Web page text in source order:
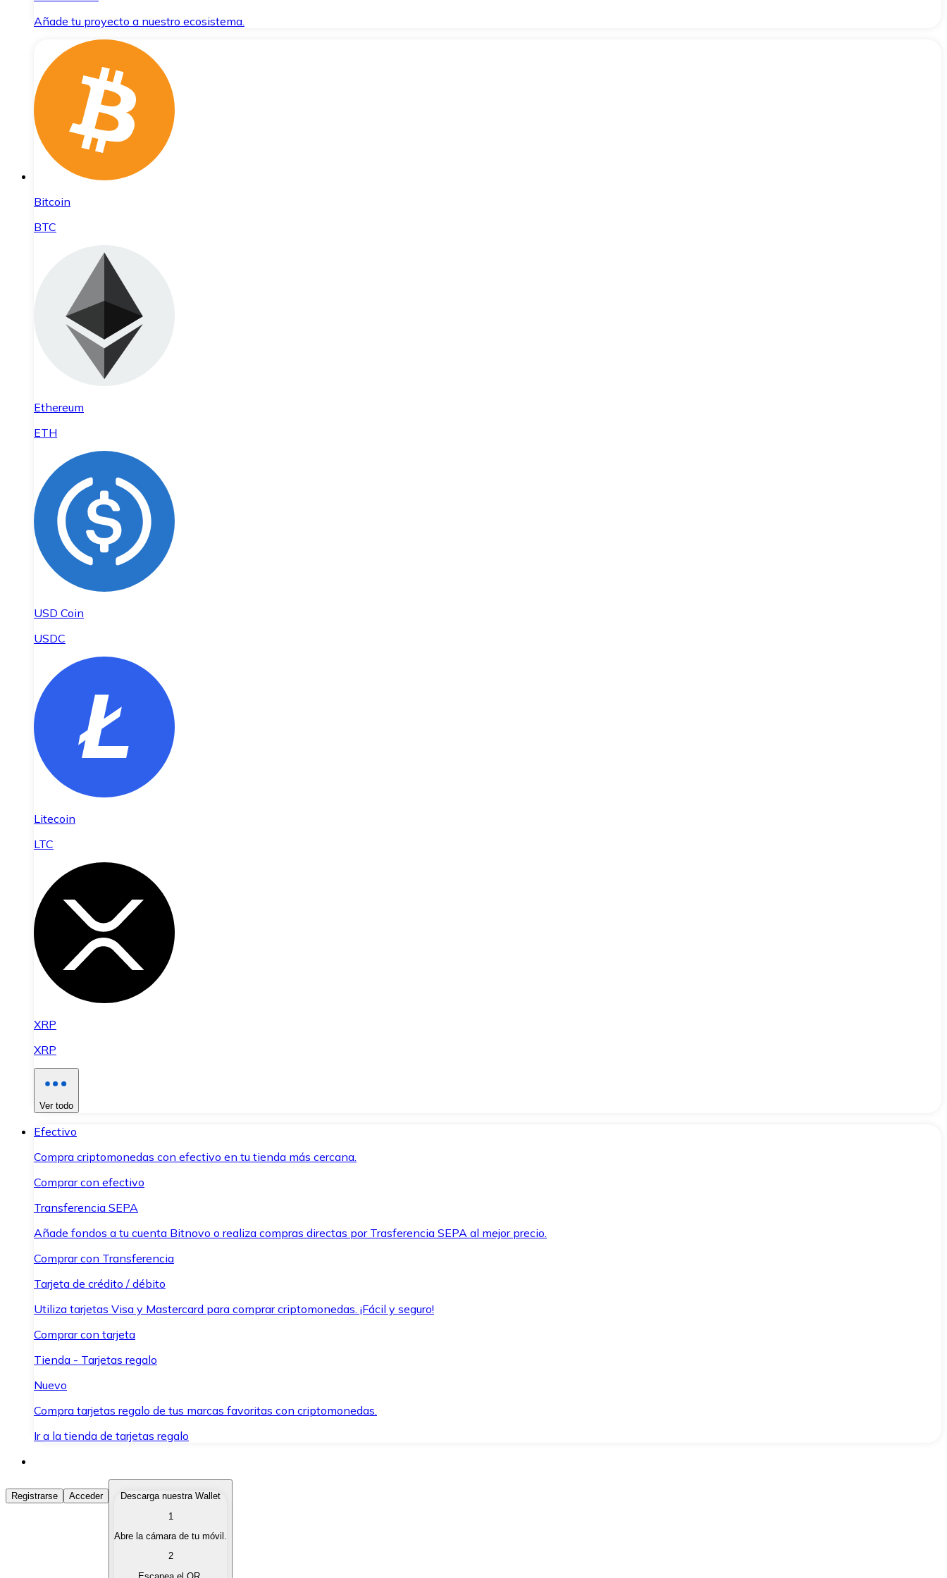
Añade tu proyecto a nuestro ecosistema.
Bitcoin
BTC
Ethereum
ETH
USD Coin
USDC
Litecoin
LTC
XRP
XRP
Ver todo
Efectivo
Compra criptomonedas con efectivo en tu tienda más cercana.
Comprar con efectivo
Transferencia SEPA
Añade fondos a tu cuenta Bitnovo o realiza compras directas por Trasferencia SEPA al mejor precio.
Comprar con Transferencia
Tarjeta de crédito / débito
Utiliza tarjetas Visa y Mastercard para comprar criptomonedas. ¡Fácil y seguro!
Comprar con tarjeta
Tienda - Tarjetas regalo
Nuevo
Compra tarjetas regalo de tus marcas favoritas con criptomonedas.
Ir a la tienda de tarjetas regalo
Comprar Criptomonedas
Compra criptomonedas con diferentes métodos de pago.
Vende tus criptomonedas de forma rápida y segura.
Registrarse Acceder
Descarga nuestra Wallet
1
Abre la cámara de tu móvil.
2